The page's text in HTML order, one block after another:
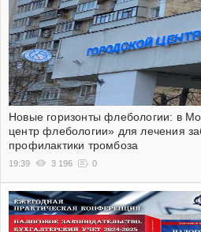
Новые горизонты флебологии: в
центр флебологии» для лечения
профилактики тромбоза
19:39 3 196 0